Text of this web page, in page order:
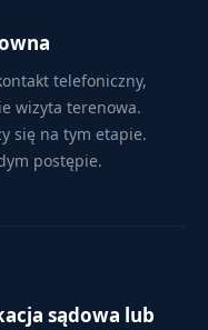
telefoniczny,
wizyta terenowa.
się na tym etapie.
postępie.
sądowa lub